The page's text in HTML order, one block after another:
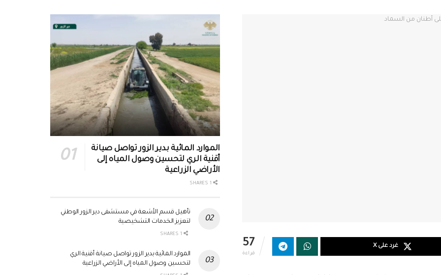
57
قراءة
غرد على X
الموارد المائية بدير الزور تواصل صيانة
أقنية الري لتحسين وصول المياه إلى
الأراضي الزراعية
تأهيل قسم الأشعة في مستشفى دير الزور الوطني
لتعزيز الخدمات التشخيصية
الموارد المائية بدير الزور تواصل صيانة أقنية الري
لتحسين وصول المياه إلى الأراضي الزراعية